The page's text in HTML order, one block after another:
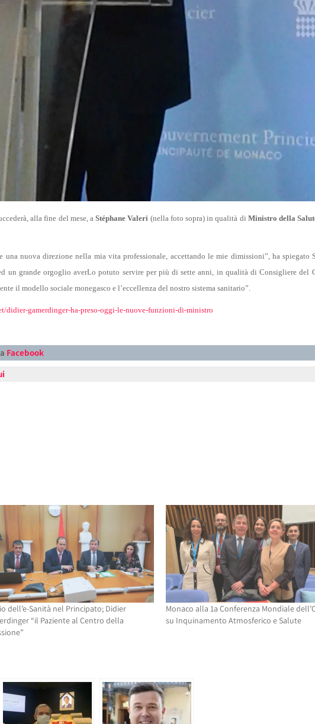
alla fine del mese, aStéphane Valeri (nella foto sopra) in qualità di Ministro della
una nuova direzione nella mia vita professionale, accettando le mie dimissioni”, ha spiegato
un grande orgoglio averLo potuto servire per più di sette anni, in qualità di Consigliere del
il modello sociale monegasco e l’eccellenza del nostro sistema sanitario”.
didier-gamerdinger-ha-preso-oggi-le-nuove-funzioni-di-ministro
Facebook
dell’e-Sanità nel Principato; Didier
“il Paziente al Centro della
Monaco alla 1a Conferenza Mondiale
su Inquinamento Atmosferico e Salute